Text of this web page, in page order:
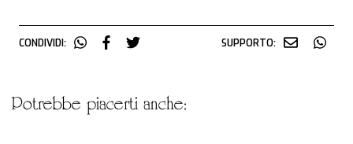
CONDIVIDI: SUPPORTO:
potrebbe piacerti anche: